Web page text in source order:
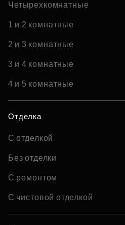
Четырехкомнатные
1 и 2 комнатные
2 и 3 комнатные
3 и 4 комнатные
4 и 5 комнатные
Отделка
С отделкой
Без отделки
С ремонтом
С чистовой отделкой